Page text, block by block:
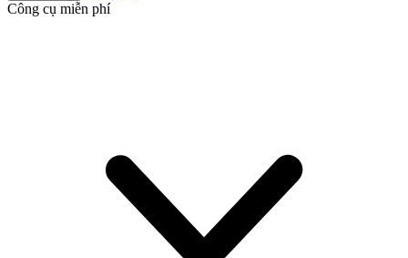
Công cụ miễn phí